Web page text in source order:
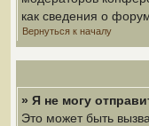
как сведения о
Вернуться к началу
» Я не могу
Это может быть